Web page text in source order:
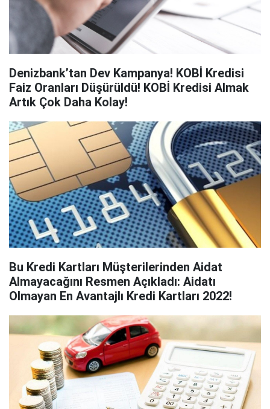
Denizbank’tan Dev Kampanya! KOBİ Kredisi
Faiz Oranları Düşürüldü! KOBİ Kredisi Almak
Artık Çok Daha Kolay!
Bu Kredi Kartları Müşterilerinden Aidat
Almayacağını Resmen Açıkladı: Aidatı
Olmayan En Avantajlı Kredi Kartları 2022!